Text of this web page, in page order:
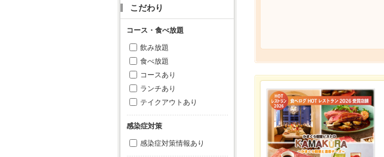
こだわり
コース・食べ放題
飲み放題
食べ放題
コースあり
ランチあり
テイクアウトあり
感染症対策
感染症対策情報あり